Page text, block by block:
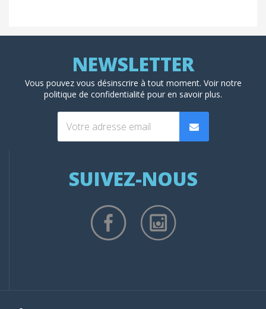
Vous pouvez vous désinscrire à tout moment. Voir notre
politique de confidentialité pour en savoir plus.
SUIVEZ-NOUS